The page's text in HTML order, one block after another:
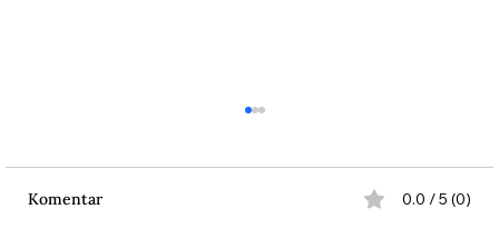
Komentar 0.0 / 5 (0)